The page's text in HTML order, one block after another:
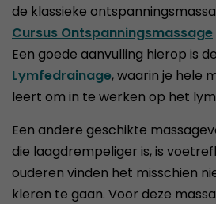
de klassieke
Cursus Ontspanningsmassage
Een goede aanvulling hierop is de
Lymfedrainage, waarin je hele
leert om in te werken op het
Een andere geschikte
die laagdrempeliger is, is
ouderen vinden het misschien
kleren te gaan. Voor deze